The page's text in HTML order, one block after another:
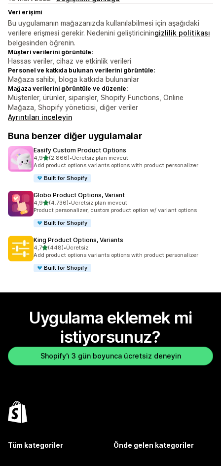
Veri erişimi
Bu uygulamanın mağazanızda kullanılabilmesi için aşağıdaki
verilere erişmesi gerekir. Nedenini geliştiriciningizlilik politikası
belgesinden öğrenin.
Müşteri verilerini görüntüle:
Hassas veriler, cihaz ve etkinlik verileri
Personel ve katkıda bulunan verilerini görüntüle:
Mağaza sahibi, bloga katkıda bulunanlar
Mağaza verilerini görüntüle ve düzenle:
Müşteriler, ürünler, siparişler, Shopify Functions, Online
Mağaza, Shopify yöneticisi, diğer veriler
Ayrıntıları inceleyin
Buna benzer diğer uygulamalar
Easify Custom Product Options
4,95 yıldız üzerinden
(2.866)
toplam 2866 değerlendirme
•Ücretsiz plan mevcut
Add product options variants options with product personalizer
Built for Shopify
Globo Product Options, Variant
4,95 yıldız üzerinden
(4.736)
toplam 4736 değerlendirme
•Ücretsiz plan mevcut
Product personalizer, custom product option w/ variant options
Built for Shopify
King Product Options, Variants
4,75 yıldız üzerinden
(448)
toplam 448 değerlendirme
•Ücretsiz
Add product options variants options with product personalizer
Built for Shopify
Uygulama eklemek mi
istiyorsunuz?
Shopify'ı 3 gün boyunca ücretsiz deneyin
Tüm kategoriler Önde gelen kategoriler